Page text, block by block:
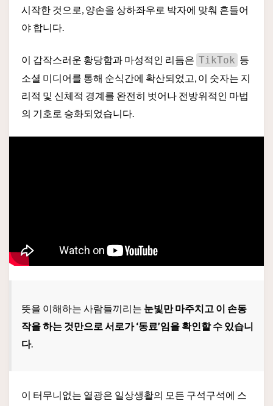
시작한 것으로, 양손을 상하좌우로 박자에 맞춰 흔들어
야 합니다.
이 갑작스러운 황당함과 마성적인 리듬은 TikTok 등
소셜 미디어를 통해 순식간에 확산되었고, 이 숫자는 지
리적 및 신체적 경계를 완전히 벗어나 전방위적인 마법
의 기호로 승화되었습니다.
뜻을 이해하는 사람들끼리는 눈빛만 마주치고 이 손동
작을 하는 것만으로 서로가 ‘동료’임을 확인할 수 있습니
다.
이 터무니없는 열광은 일상생활의 모든 구석구석에 스